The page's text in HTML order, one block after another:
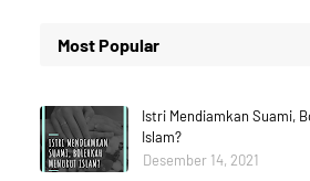
Most Popular
Istri Mendiamkan Suami,
Islam?
Desember 14, 2021